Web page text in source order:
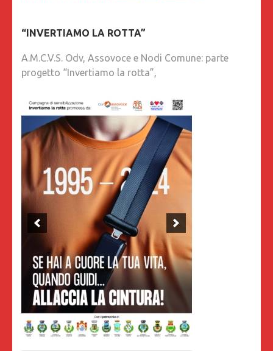
“INVERTIAMO LA ROTTA”
A.M.C.V.S. Odv, Assovoce e Nodi Comune: parte
progetto “Invertiamo la rotta”,